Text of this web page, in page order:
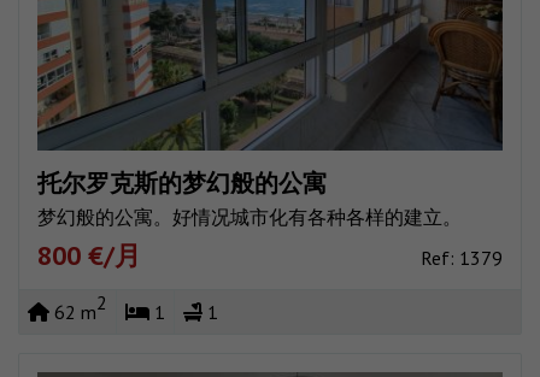
托尔罗克斯的梦幻般的公寓
梦幻般的公寓。好情况城市化有各种各样的建立。
800 €/月 Ref: 1379
62 m2 1 1